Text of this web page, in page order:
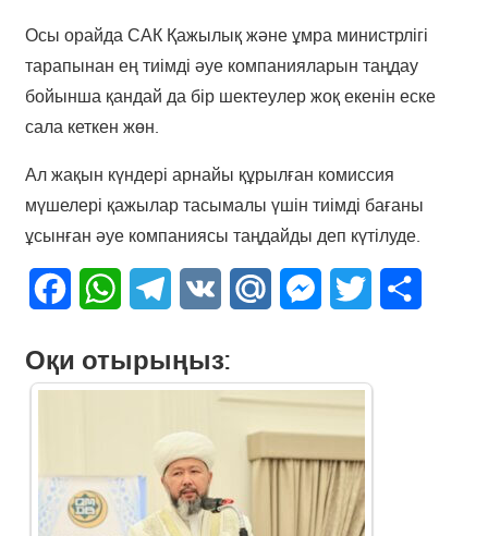
Осы орайда САК Қажылық және ұмра министрлігі
тарапынан ең тиімді әуе компанияларын таңдау
бойынша қандай да бір шектеулер жоқ екенін еске
сала кеткен жөн.
Ал жақын күндері арнайы құрылған комиссия
мүшелері қажылар тасымалы үшін тиімді бағаны
ұсынған әуе компаниясы таңдайды деп күтілуде.
FacebookWhatsAppTelegram
VK Mail.Ru Messenger
Twitter
Оқи отырыңыз: